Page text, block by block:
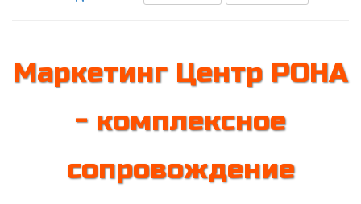
Маркетинг Центр РОНА
- комплексное
сопровождение